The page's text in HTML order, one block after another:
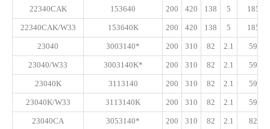
22340CAK 153640 200 420 138 5 1850
22340CAK/W33 153640K 200 420 138 5 1850
23040 3003140* 200 310 82 2.1 595
23040/W33 3003140K* 200 310 82 2.1 595
23040K 3113140 200 310 82 2.1 595
23040K/W33 3113140K 200 310 82 2.1 595
23040CA 3053140* 200 310 82 2.1 820